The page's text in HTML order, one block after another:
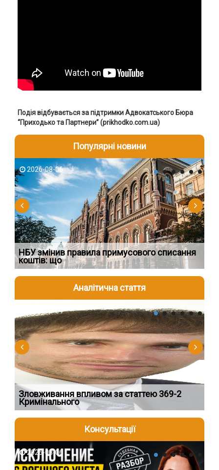
Подія відбувається за підтримки Адвокатського Бюра
“Приходько та Партнери” (prikhodko.com.ua)
Популярні новини
2026-08-06
НБУ змінив правила примусового списання
коштів: що
Аналітична стаття
2026-08-04
Зловживання впливом за статтею 369-2
Кримінального
Консультації
2026-08-06